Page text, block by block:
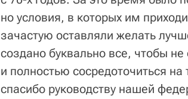
но условия, в которых им
зачастую оставляли желать
создано буквально все, чтобы
и полностью сосредоточиться
спасибо руководству нашей